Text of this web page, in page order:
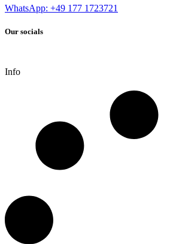
WhatsApp: +49 177 1723721
Our socials
Info